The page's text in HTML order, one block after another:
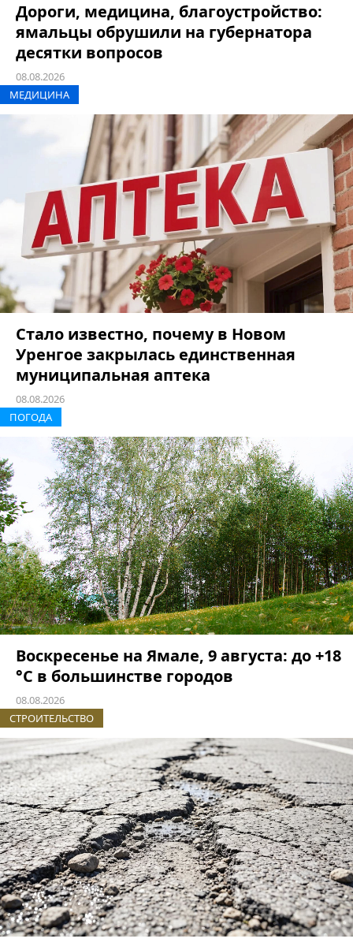
Дороги, медицина, благоустройство:
ямальцы обрушили на губернатора
десятки вопросов
08.08.2026
МЕДИЦИНА
Стало известно, почему в Новом
Уренгое закрылась единственная
муниципальная аптека
08.08.2026
ПОГОДА
Воскресенье на Ямале, 9 августа: до +18
°C в большинстве городов
08.08.2026
СТРОИТЕЛЬСТВО